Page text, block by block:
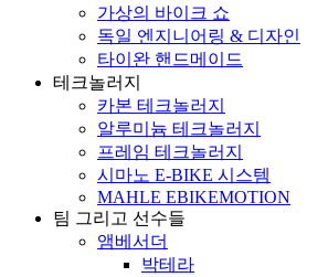
가상의 바이크 쇼
독일 엔지니어링 & 디자인
타이완 핸드메이드
테크놀러지
카본 테크놀러지
알루미늄 테크놀러지
프레임 테크놀러지
시마노 E-BIKE 시스템
MAHLE EBIKEMOTION
팀 그리고 선수들
앰베서더
박테라